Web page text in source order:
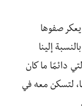
صفوها
إلينا
دائمًا ما كان
لتسكن معه في